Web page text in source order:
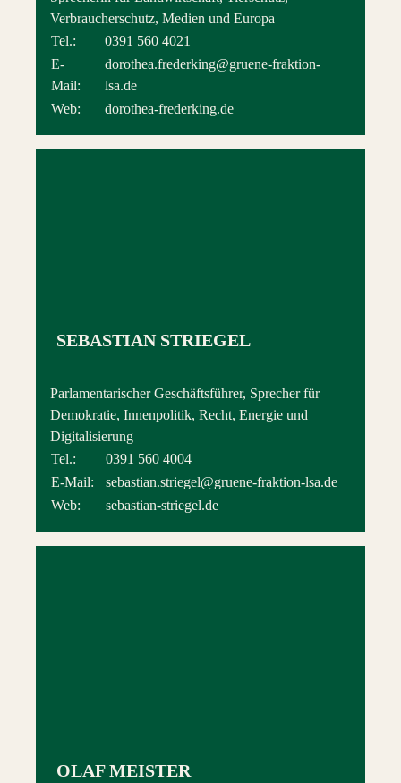
Verbraucherschutz, Medien und Europa
Tel.:
0391 560 4021
E-
Mail:
dorothea.frederking@gruene-fraktion-
lsa.de
Web:
dorothea-frederking.de
SEBASTIAN STRIEGEL
Parlamentarischer Geschäftsführer, Sprecher für
Demokratie, Innenpolitik, Recht, Energie und
Digitalisierung
Tel.:
0391 560 4004
E-Mail:
sebastian.striegel@gruene-fraktion-lsa.de
Web:
sebastian-striegel.de
OLAF MEISTER